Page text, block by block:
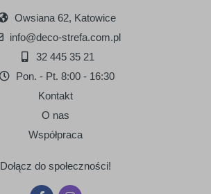
Owsiana 62, Katowice
info@deco-strefa.com.pl
32 445 35 21
Pon. - Pt. 8:00 - 16:30
Kontakt
O nas
Współpraca
Dołącz do społeczności!